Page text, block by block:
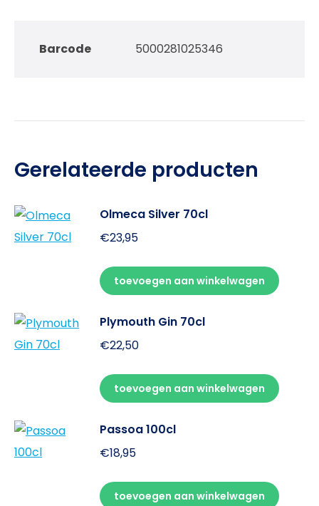
Barcode 5000281025346
Gerelateerde producten
Olmeca Silver 70cl
€23,95
toevoegen aan winkelwagen
Plymouth Gin 70cl
€22,50
toevoegen aan winkelwagen
Passoa 100cl
€18,95
toevoegen aan winkelwagen